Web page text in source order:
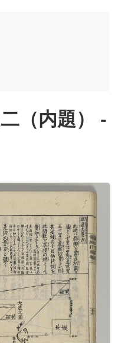
（内題） -